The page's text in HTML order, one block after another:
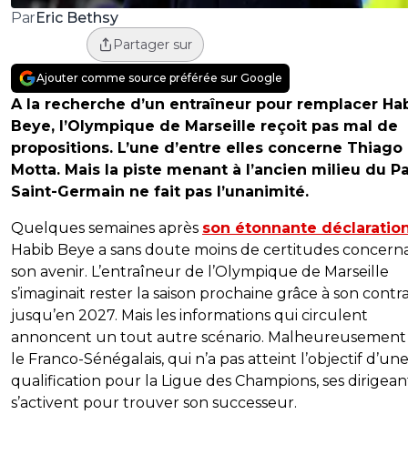
ParEric Bethsy
Partager sur
Ajouter comme source préférée sur Google
A la recherche d’un entraîneur pour remplacer
Beye, l’Olympique de Marseille reçoit pas mal de
propositions. L’une d’entre elles concerne Thiago
Motta. Mais la piste menant à l’ancien milieu du
Saint-Germain ne fait pas l’unanimité.
Quelques semaines après son étonnante
Habib Beye a sans doute moins de certitudes
son avenir. L’entraîneur de l’Olympique de Marseille
s’imaginait rester la saison prochaine grâce à son
jusqu’en 2027. Mais les informations qui circulent
annoncent un tout autre scénario.
le Franco-Sénégalais, qui n’a pas atteint l’objectif d’une
qualification pour la Ligue des Champions, ses
s’activent pour trouver son successeur.